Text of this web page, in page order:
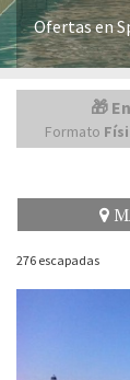
Ofertas en
🎁
Formato
276 escapadas